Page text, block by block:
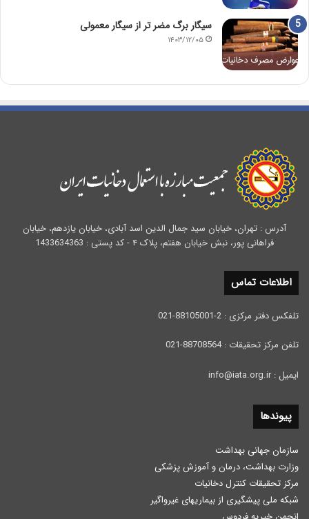
سیگار برگ مضر تر از سیگار معمولی
۱۴۰۳/۱۲/۰۵
آدرس : تهران، خیابان سید جمال الدین اسد آبادی، خیابان یازدهم، خیابان
فراهانی پور، نبش خیابان هفتم، پلاک ۴ - کد پستی : 1433634363
اطلاعات تماس
تلفکس دفتر مرکزی : 2-88105001-021
تلفن مرکز تحقیقات : 88708564-021
ایمیل : info@iata.org.ir
پیوندها
سازمان جهانی بهداشت
وزارت بهداشت، درمان و آموزش پزشكی
مرکز تحقیقات کنترل دخانیات
شبکه ملی پیشگیری از بیماریهای غیرواگیر